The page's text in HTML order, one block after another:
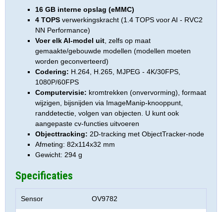
16 GB interne opslag (eMMC)
4 TOPS verwerkingskracht (1.4 TOPS voor AI - RVC2
NN Performance)
Voer elk AI-model uit , zelfs op maat
gemaakte/gebouwde modellen (modellen moeten
worden geconverteerd)
Codering: H.264, H.265, MJPEG - 4K/30FPS,
1080P/60FPS
Computervisie: kromtrekken (onvervorming), formaat
wijzigen, bijsnijden via ImageManip-knooppunt,
randdetectie, volgen van objecten. U kunt ook
aangepaste cv-functies uitvoeren
Objecttracking: 2D-tracking met ObjectTracker-node
Afmeting: 82x114x32 mm
Gewicht: 294 g
Specificaties
Sensor OV9782